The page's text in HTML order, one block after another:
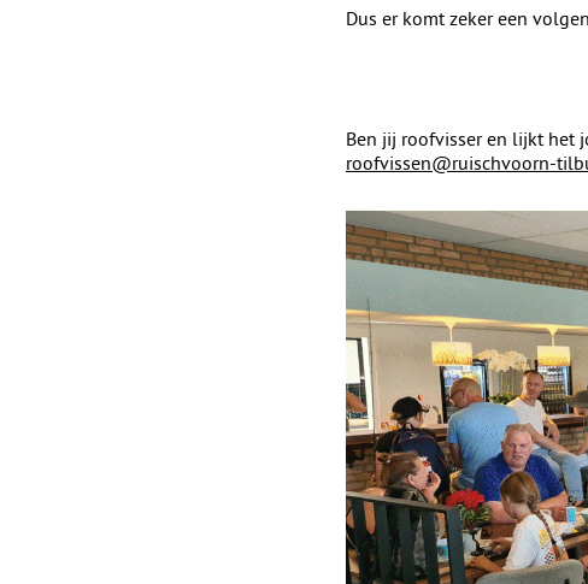
Dus er komt zeker een
Ben jij roofvisser en lijkt het
roofvissen@ruischvoorn-